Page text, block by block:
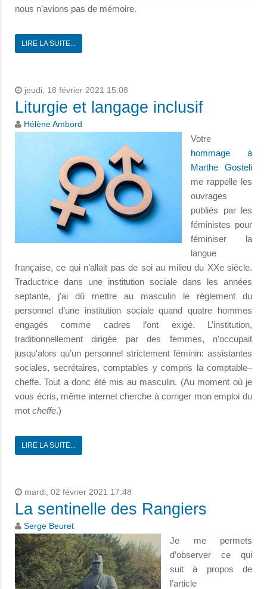
nous n’avions pas de mémoire.
LIRE LA SUITE...
jeudi, 18 février 2021 15:08
Liturgie et langage inclusif
Hélène Ambord
Votre
hommage à
Marthe Gosteli
me rappelle les
ouvrages
publiés par les
féministes pour
féminiser la
langue
française, ce qui n’allait pas de soi au milieu du XXe siècle.
Traductrice dans une institution sociale dans les années
septante, j’ai dû mettre au masculin le règlement du
personnel d’une institution sociale quand quatre hommes
engagés comme cadres l’ont exigé. L’institution,
traditionnellement dirigée par des femmes, n’occupait
jusqu'alors qu’un personnel strictement féminin: assistantes
sociales, secrétaires, comptables y compris la comptable–
cheffe. Tout a donc été mis au masculin. (Au moment où je
vous écris, même internet cherche à corriger mon emploi du
mot cheffe.)
LIRE LA SUITE...
mardi, 02 février 2021 17:48
La sentinelle des Rangiers
Serge Beuret
Je me permets
d’observer ce qui
suit à propos de
l’article